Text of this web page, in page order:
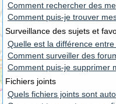
Comment rechercher des
Comment puis-je trouver
Surveillance des sujets et
Quelle est la différence
Comment surveiller des
Comment puis-je supprimer
Fichiers joints
Quels fichiers joints sont